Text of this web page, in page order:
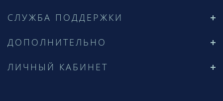
СЛУЖБА ПОДДЕРЖКИ
ДОПОЛНИТЕЛЬНО
ЛИЧНЫЙ КАБИНЕТ